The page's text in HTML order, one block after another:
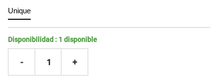
Unique
Disponibilidad : 1 disponible
- 1 +